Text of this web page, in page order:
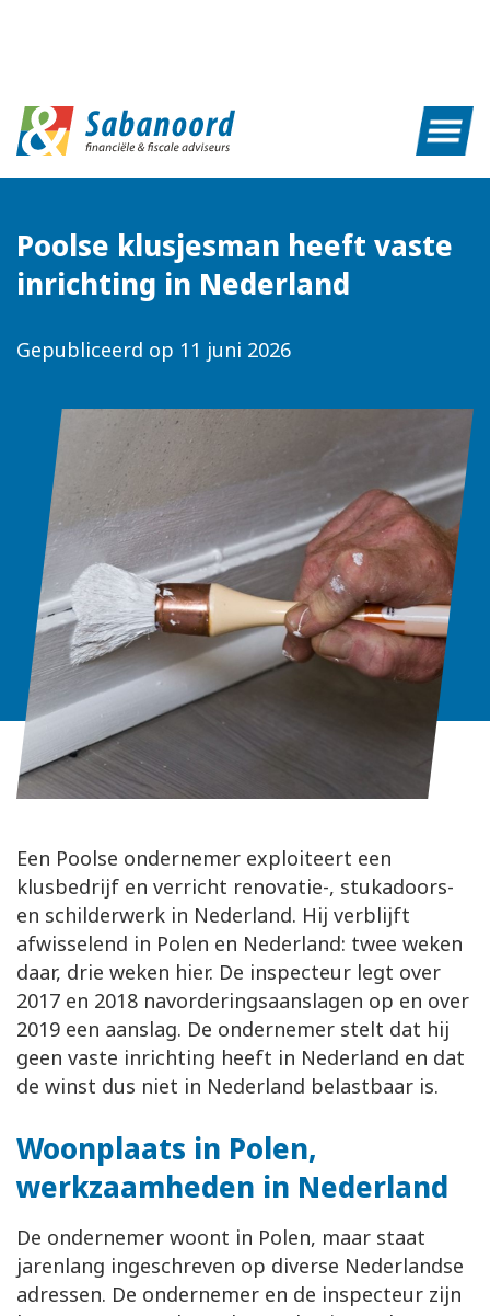
Poolse klusjesman heeft vaste
inrichting in Nederland
Gepubliceerd op 11 juni 2026
Een Poolse ondernemer exploiteert een
klusbedrijf en verricht renovatie-, stukadoors-
en schilderwerk in Nederland. Hij verblijft
afwisselend in Polen en Nederland: twee weken
daar, drie weken hier. De inspecteur legt over
2017 en 2018 navorderingsaanslagen op en over
2019 een aanslag. De ondernemer stelt dat hij
geen vaste inrichting heeft in Nederland en dat
de winst dus niet in Nederland belastbaar is.
Woonplaats in Polen,
werkzaamheden in Nederland
De ondernemer woont in Polen, maar staat
jarenlang ingeschreven op diverse Nederlandse
adressen. De ondernemer en de inspecteur zijn